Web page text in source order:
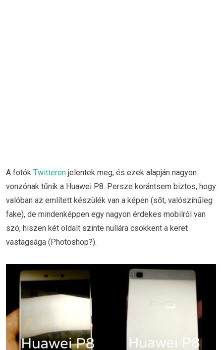
A fotók Twitteren jelentek meg, és ezek alapján nagyon
vonzónak tűnik a Huawei P8. Persze korántsem biztos, hogy
valóban az említett készülék van a képen (sőt, valószínűleg
fake), de mindenképpen egy nagyon érdekes mobilról van
szó, hiszen két oldalt szinte nullára csökkent a keret
vastagsága (Photoshop?).